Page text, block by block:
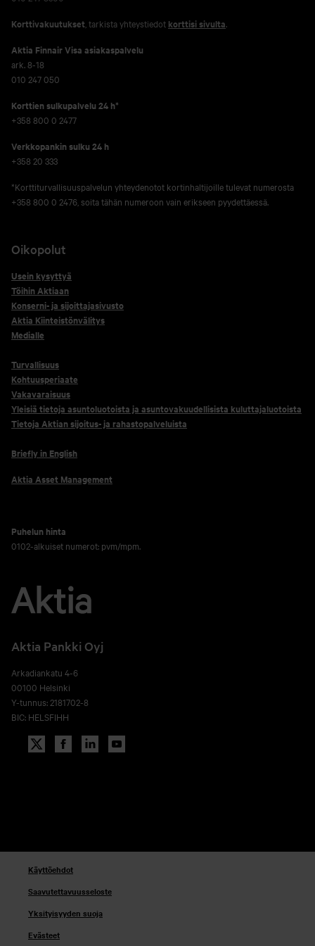
Korttivakuutukset , tarkista yhteystiedot korttisi sivulta.
Aktia Finnair Visa asiakaspalvelu
ark. 8-18
010 247 050
Korttien sulkupalvelu 24 h*
+358 800 0 2477
Verkko­pankin sulku 24 h
+358 20 333
*Korttiturvallisuuspalvelun yhteydenotot kortinhaltijoille tulevat numerosta
+358 800 0 2476, soita tähän numeroon vain erikseen pyydettäessä.
Oikopolut
Usein kysyttyä
Töihin Aktiaan
Konserni- ja sijoittajasivusto
Aktia Kiinteistönvälitys
Medialle
Turvallisuus
Kohtuusperiaate
Vakavaraisuus
Yleisiä tietoja asuntoluotoista ja asuntovakuudellisista kuluttajaluotoista
Tietoja Aktian sijoitus- ja rahastopalveluista
Briefly in English
Aktia Asset Management
Puhelun hinta
0102-alkuiset numerot: pvm/mpm.
Aktia Pankki Oyj
Arkadiankatu 4-6
00100 Helsinki
Y-tunnus: 2181702-8
BIC: HELSFIHH
Käyttöehdot
Saavutettavuusseloste
Yksityisyyden suoja
Evästeet